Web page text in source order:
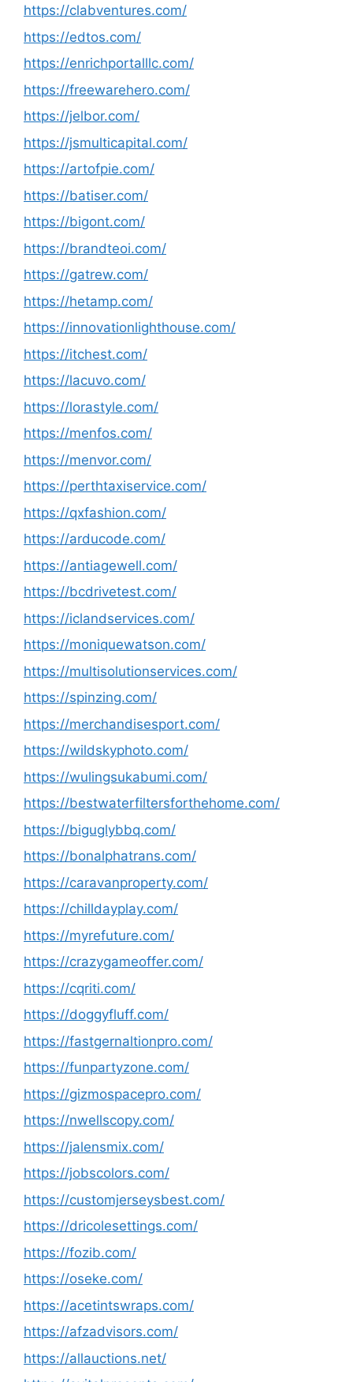
https://clabventures.com/
https://edtos.com/
https://enrichportalllc.com/
https://freewarehero.com/
https://jelbor.com/
https://jsmulticapital.com/
https://artofpie.com/
https://batiser.com/
https://bigont.com/
https://brandteoi.com/
https://gatrew.com/
https://hetamp.com/
https://innovationlighthouse.com/
https://itchest.com/
https://lacuvo.com/
https://lorastyle.com/
https://menfos.com/
https://menvor.com/
https://perthtaxiservice.com/
https://qxfashion.com/
https://arducode.com/
https://antiagewell.com/
https://bcdrivetest.com/
https://iclandservices.com/
https://moniquewatson.com/
https://multisolutionservices.com/
https://spinzing.com/
https://merchandisesport.com/
https://wildskyphoto.com/
https://wulingsukabumi.com/
https://bestwaterfiltersforthehome.com/
https://biguglybbq.com/
https://bonalphatrans.com/
https://caravanproperty.com/
https://chilldayplay.com/
https://myrefuture.com/
https://crazygameoffer.com/
https://cqriti.com/
https://doggyfluff.com/
https://fastgernaltionpro.com/
https://funpartyzone.com/
https://gizmospacepro.com/
https://nwellscopy.com/
https://jalensmix.com/
https://jobscolors.com/
https://customjerseysbest.com/
https://dricolesettings.com/
https://fozib.com/
https://oseke.com/
https://acetintswraps.com/
https://afzadvisors.com/
https://allauctions.net/